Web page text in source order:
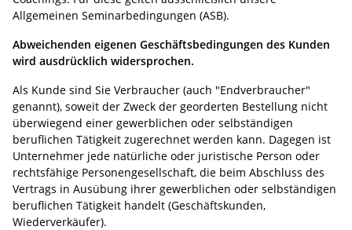
Allgemeinen Seminarbedingungen (ASB).
Abweichenden eigenen Geschäftsbedingungen des Kunden
wird ausdrücklich widersprochen.
Als Kunde sind Sie Verbraucher (auch "Endverbraucher"
genannt), soweit der Zweck der georderten Bestellung nicht
überwiegend einer gewerblichen oder selbständigen
beruflichen Tätigkeit zugerechnet werden kann. Dagegen ist
Unternehmer jede natürliche oder juristische Person oder
rechtsfähige Personengesellschaft, die beim Abschluss des
Vertrags in Ausübung ihrer gewerblichen oder selbständigen
beruflichen Tätigkeit handelt (Geschäftskunden,
Wiederverkäufer).